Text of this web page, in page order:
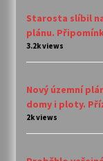
Starosta slíbil
plánu.
3.2k views
Nový územní
domy i ploty.
2k views